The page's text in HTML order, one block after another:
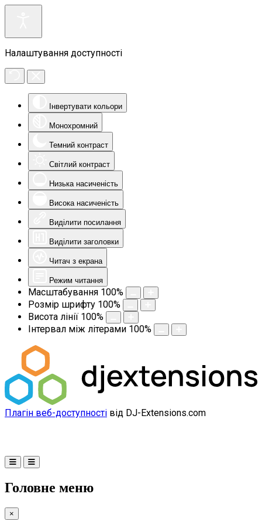
Налаштування доступності
Інвертувати кольори
Монохромний
Темний контраст
Світлий контраст
Низька насиченість
Висока насиченість
Виділити посилання
Виділити заголовки
Читач з екрана
Режим читання
Масштабування 100%
Розмір шрифту 100%
Висота лінії 100%
Інтервал між літерами 100%
Плагін веб-доступності від DJ-Extensions.com
Головне меню
×